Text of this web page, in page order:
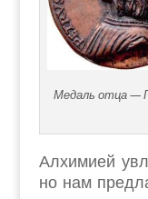
Медаль отца —
Алхимией
но нам